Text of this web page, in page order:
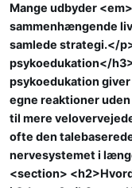
Mange udbyder
sammenhængende
samlede strategi.</
psykoedukation</
psykoedukation
egne reaktioner
til mere
ofte den
nervesystemet i
<section>